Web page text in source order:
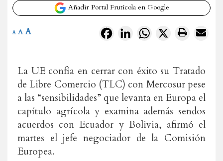
Añadir Portal Frutícola en Google
FacebookLinkedInWhatsApp
X
A A A
La UE confía en cerrar con éxito su Tratado
de Libre Comercio (TLC) con Mercosur pese
a las “sensibilidades” que levanta en Europa el
capítulo agrícola y examina además sendos
acuerdos con Ecuador y Bolivia, afirmó el
martes el jefe negociador de la Comisión
Europea.